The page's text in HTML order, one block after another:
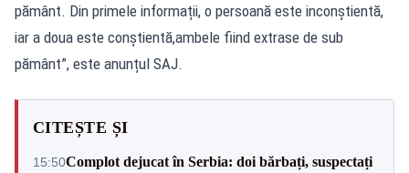
pământ. Din primele informații, o persoană este inconștientă,
iar a doua este conștientă,ambele fiind extrase de sub
pământ”, este anunțul SAJ.
CITEȘTE ȘI
15:50Complot dejucat în Serbia: doi bărbați, suspectați